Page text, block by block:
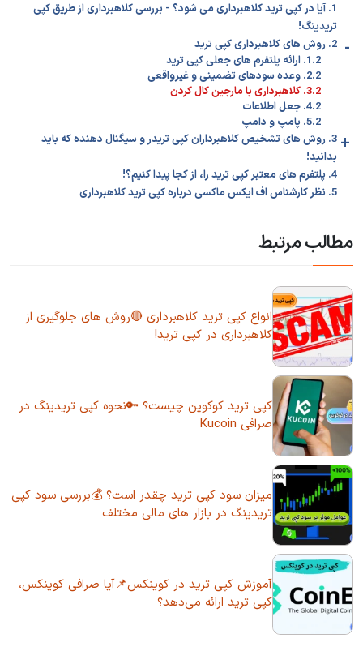
1. آیا در کپی ترید کلاهبرداری می شود؟ - بررسی کلاهبرداری از طریق کپی
تریدینگ!
2. روش های کلاهبرداری کپی ترید -
1.2. ارائه پلتفرم های جعلی کپی ترید
2.2. وعده سودهای تضمینی و غیرواقعی
3.2. کلاهبرداری با مارجین کال کردن
4.2. جعل اطلاعات
5.2. پامپ و دامپ
3. روش های تشخیص کلاهبرداران کپی تریدر و سیگنال دهنده که باید
بدانید!
+
4. پلتفرم های معتبر کپی ترید را، از کجا پیدا کنیم؟!
5. نظر کارشناس اف ایکس ماکسی درباره کپی ترید کلاهبرداری
مطالب مرتبط
انواع کپی ترید کلاهبرداری 🔴روش های جلوگیری از
کلاهبرداری در کپی ترید!
کپی ترید کوکوین چیست؟ 🔑نحوه کپی تریدینگ در
صرافی Kucoin
میزان سود کپی ترید چقدر است؟ 💰بررسی سود کپی
تریدینگ در بازار های مالی مختلف
آموزش کپی ترید در کوینکس📌آیا صرافی کوینکس،
کپی ترید ارائه می‌دهد؟